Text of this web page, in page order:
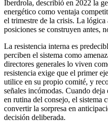
Iberdrola, describió en 2022 la
energético como ventaja
el trimestre de la crisis. La
posiciones se construyen antes,
La resistencia interna es
perciben el sistema como
directores generales lo viven
resistencia exige que el primer
utilice en su propio comité, y
señales incómodas. Cuando
en rutina del consejo, el sistema
convertir la sorpresa en
decisión deliberada.